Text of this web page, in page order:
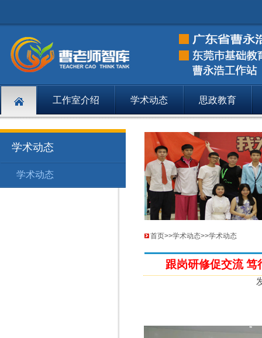
工作室介绍 学术动态 思政教育
学术动态
学术动态 188 学术动态
首页>>学术动态>>学术动态
跟岗研修促交流